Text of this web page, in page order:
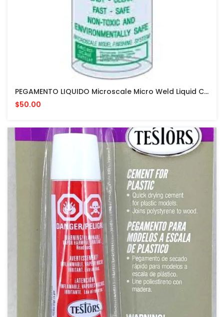
PEGAMENTO LIQUIDO Microscale Micro Weld Liquid Cement #06 PARA MODELISMO
$50.00